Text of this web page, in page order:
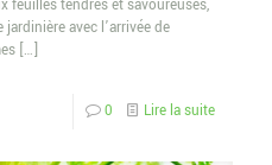
feuilles tendres et savoureuses,
avec l’arrivée de
[…]
0 Lire la suite